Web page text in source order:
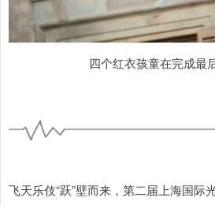
四个红衣孩童在完成最
飞天乐伎“跃”壁而来，第二届上海国际